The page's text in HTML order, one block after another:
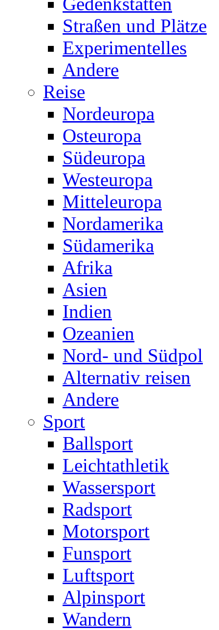
Straßen und Plätze
Experimentelles
Andere
Reise
Nordeuropa
Osteuropa
Südeuropa
Westeuropa
Mitteleuropa
Nordamerika
Südamerika
Afrika
Asien
Indien
Ozeanien
Nord- und Südpol
Alternativ reisen
Andere
Sport
Ballsport
Leichtathletik
Wassersport
Radsport
Motorsport
Funsport
Luftsport
Alpinsport
Wandern